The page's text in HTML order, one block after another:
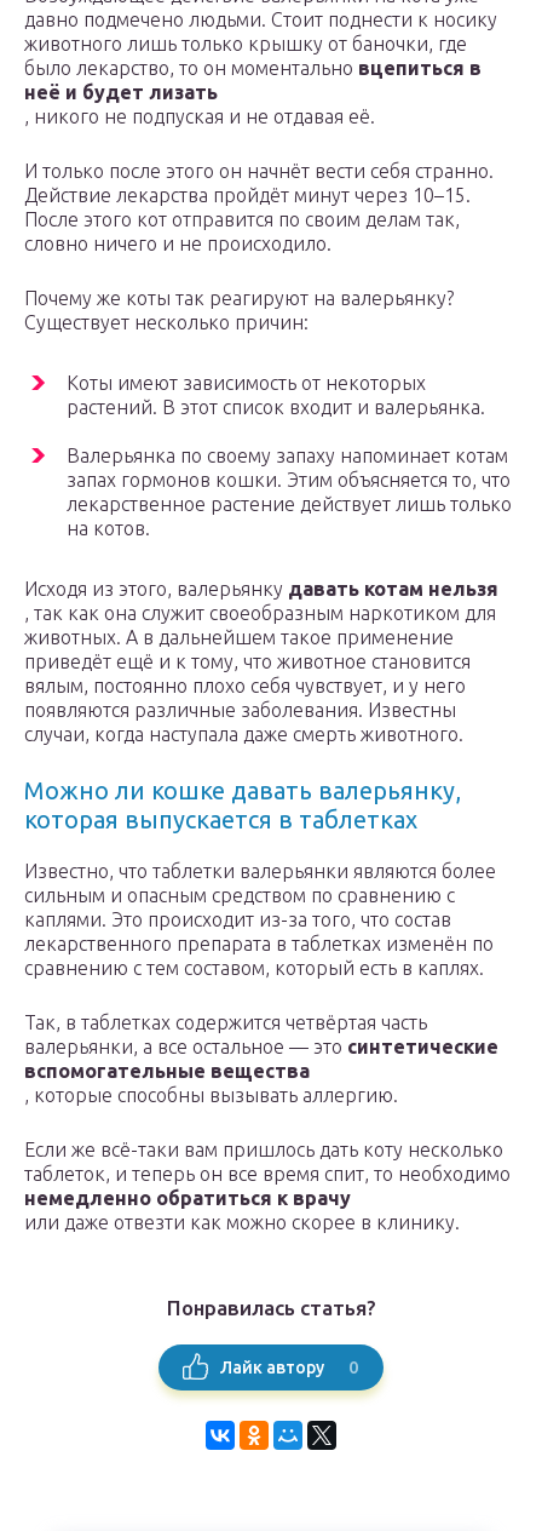
давно подмечено людьми. Стоит поднести к носику
животного лишь только крышку от баночки, где
было лекарство, то он моментально вцепиться в
неё и будет лизать
, никого не подпуская и не отдавая её.
И только после этого он начнёт вести себя странно.
Действие лекарства пройдёт минут через 10–15.
После этого кот отправится по своим делам так,
словно ничего и не происходило.
Почему же коты так реагируют на валерьянку?
Существует несколько причин:
Коты имеют зависимость от некоторых
растений. В этот список входит и валерьянка.
Валерьянка по своему запаху напоминает котам
запах гормонов кошки. Этим объясняется то, что
лекарственное растение действует лишь только
на котов.
Исходя из этого, валерьянку давать котам нельзя
, так как она служит своеобразным наркотиком для
животных. А в дальнейшем такое применение
приведёт ещё и к тому, что животное становится
вялым, постоянно плохо себя чувствует, и у него
появляются различные заболевания. Известны
случаи, когда наступала даже смерть животного.
Можно ли кошке давать валерьянку,
которая выпускается в таблетках
Известно, что таблетки валерьянки являются более
сильным и опасным средством по сравнению с
каплями. Это происходит из-за того, что состав
лекарственного препарата в таблетках изменён по
сравнению с тем составом, который есть в каплях.
Так, в таблетках содержится четвёртая часть
валерьянки, а все остальное — это синтетические
вспомогательные вещества
, которые способны вызывать аллергию.
Если же всё-таки вам пришлось дать коту несколько
таблеток, и теперь он все время спит, то необходимо
немедленно обратиться к врачу
или даже отвезти как можно скорее в клинику.
Понравилась статья?
Лайк автору 0